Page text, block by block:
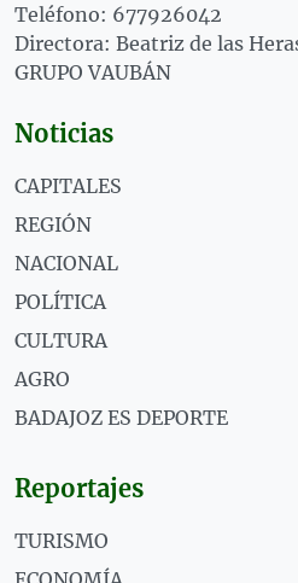
Teléfono: 677926042
Directora: Beatriz de las
GRUPO VAUBÁN
Noticias
CAPITALES
REGIÓN
NACIONAL
POLÍTICA
CULTURA
AGRO
BADAJOZ ES DEPORTE
Reportajes
TURISMO